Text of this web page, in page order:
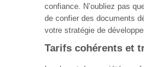
confiance. N’oubliez pas
de confier des documents
votre stratégie de
Tarifs cohérents et